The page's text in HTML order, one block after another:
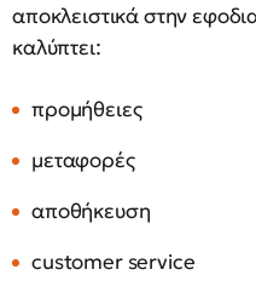
αποκλειστικά στην
καλύπτει:
προμήθειες
μεταφορές
αποθήκευση
customer service